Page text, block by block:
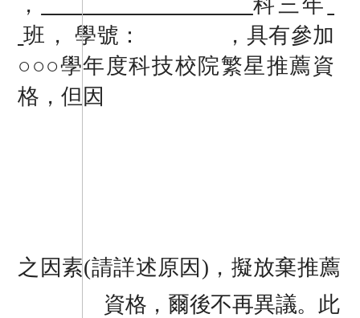
，
科 三年
班 ， 學號： ，具有參加
○○○學年度科技校院繁星推薦資
格，但因
之因素(請詳述原因)，擬放棄推薦
資格，爾後不再異議。 此